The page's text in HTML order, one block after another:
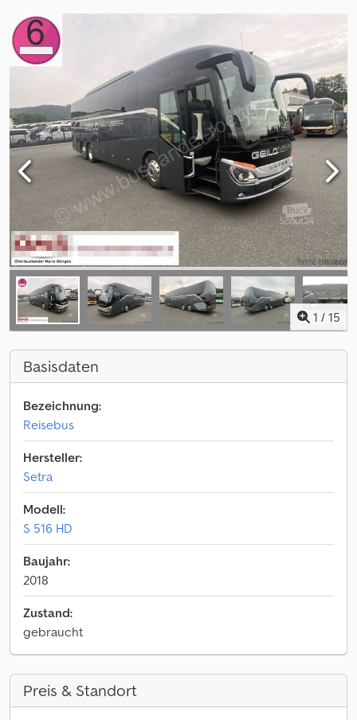
1 / 15
Basisdaten
Bezeichnung:
Reisebus
Hersteller:
Setra
Modell:
S 516 HD
Baujahr:
2018
Zustand:
gebraucht
Preis & Standort